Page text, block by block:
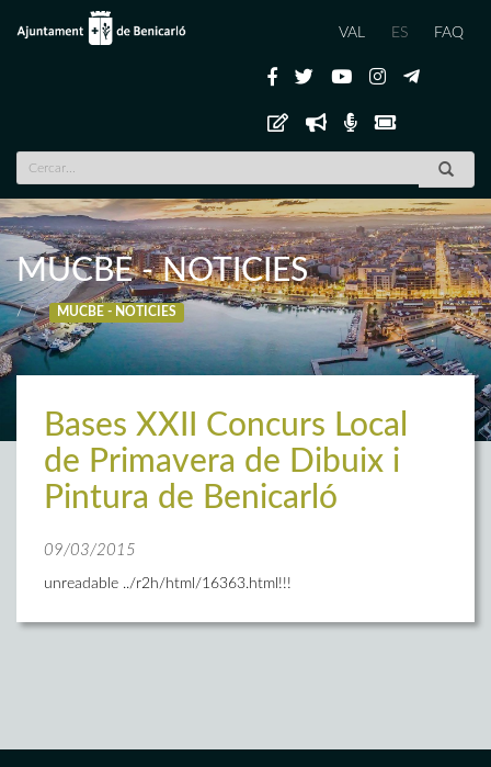
VAL ES FAQ
MUCBE - NOTICIES
/ MUCBE - NOTICIES
Bases XXII Concurs Local
de Primavera de Dibuix i
Pintura de Benicarló
09/03/2015
unreadable ../r2h/html/16363.html!!!